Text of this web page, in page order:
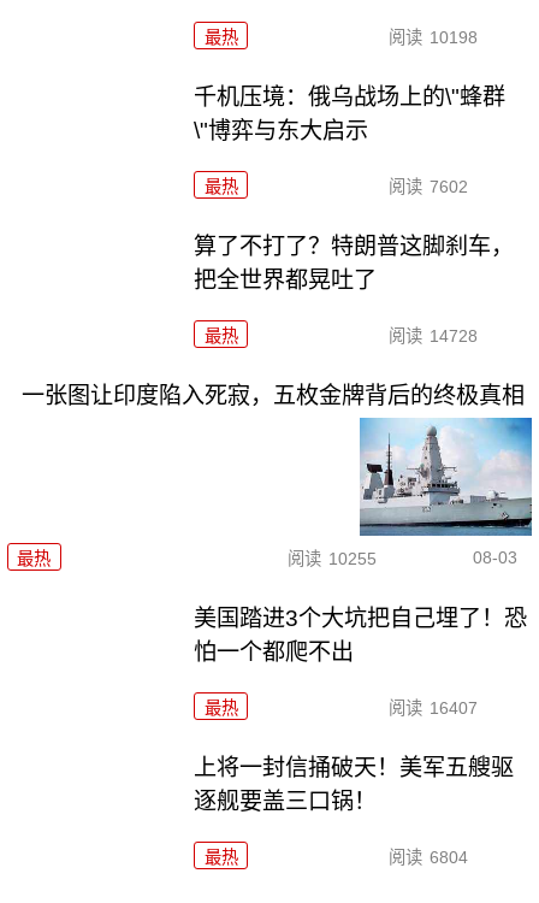
最热 阅读 10198
千机压境：俄乌战场上的\"蜂群
\"博弈与东大启示
最热 阅读 7602
算了不打了？特朗普这脚刹车，
把全世界都晃吐了
最热 阅读 14728
一张图让印度陷入死寂，五枚金牌背后的终极真相
最热 阅读 10255 08-03
美国踏进3个大坑把自己埋了！恐
怕一个都爬不出
最热 阅读 16407
上将一封信捅破天！美军五艘驱
逐舰要盖三口锅！
最热 阅读 6804